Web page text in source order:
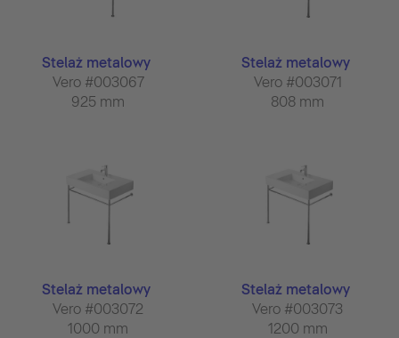
Stelaż metalowy
Vero #003067
925 mm
Stelaż metalowy
Vero #003071
808 mm
Stelaż metalowy
Vero #003072
1000 mm
Stelaż metalowy
Vero #003073
1200 mm